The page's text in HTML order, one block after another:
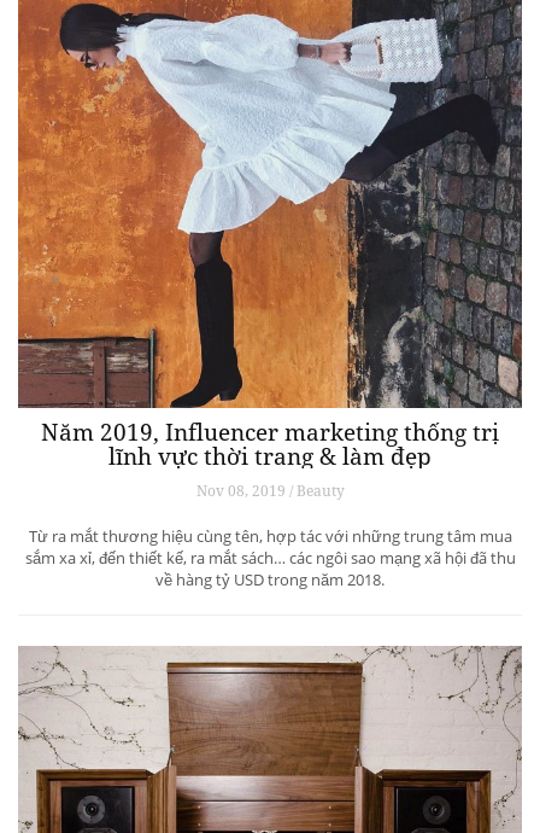
Năm 2019, Influencer marketing thống trị
lĩnh vực thời trang & làm đẹp
Nov 08, 2019 / Beauty
Từ ra mắt thương hiệu cùng tên, hợp tác với những trung tâm mua
sắm xa xỉ, đến thiết kế, ra mắt sách… các ngôi sao mạng xã hội đã thu
về hàng tỷ USD trong năm 2018.